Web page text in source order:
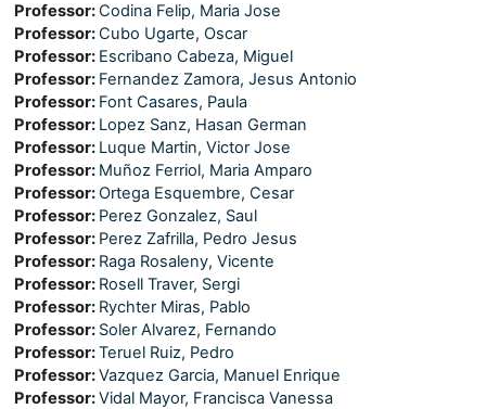
Professor:Codina Felip, Maria Jose
Professor:Cubo Ugarte, Oscar
Professor: Escribano Cabeza, Miguel
Professor: Fernandez Zamora, Jesus Antonio
Professor: Font Casares, Paula
Professor: Lopez Sanz, Hasan German
Professor: Luque Martin, Victor Jose
Professor: Muñoz Ferriol, Maria Amparo
Professor:Ortega Esquembre, Cesar
Professor: Perez Gonzalez, Saul
Professor: Perez Zafrilla, Pedro Jesus
Professor: Raga Rosaleny, Vicente
Professor: Rosell Traver, Sergi
Professor: Rychter Miras, Pablo
Professor: Soler Alvarez, Fernando
Professor:Teruel Ruiz, Pedro
Professor:Vazquez Garcia, Manuel Enrique
Professor:Vidal Mayor, Francisca Vanessa